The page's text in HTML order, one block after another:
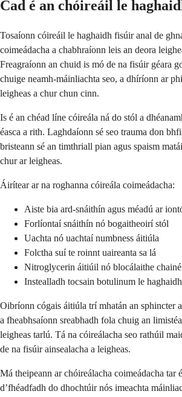
Cad é an chóireáil le
Tosaíonn cóireáil le haghaidh fisúir anal de
coimeádacha a chabhraíonn leis an deora
Freagraíonn an chuid is mó de na fisúir géara
chuige neamh-máinliachta seo, a dhíríonn ar
leigheas a chur chun cinn.
Is é an chéad líne cóireála ná do stól a
éasca a rith. Laghdaíonn sé seo trauma don
bristeann sé an timthriall pian agus spaism
chur ar leigheas.
Áirítear ar na roghanna cóireála coimeádacha:
Aiste bia ard-snáithín agus méadú ar
Forlíontaí snáithín nó bogaitheoirí stól
Uachta nó uachtaí numbness áitiúla
Folctha suí te roinnt uaireanta sa lá
Nitroglycerin áitiúil nó blocálaithe
Instealladh tocsain botulinum le
Oibríonn cógais áitiúla trí mhatán an sphincter
a fheabhsaíonn sreabhadh fola chuig an
leigheas tarlú. Tá na cóireálacha seo rathúil
de na fisúir ainsealacha a leigheas.
Má theipeann ar chóireálacha coimeádacha tar
d’fhéadfadh do dhochtúir nós imeachta